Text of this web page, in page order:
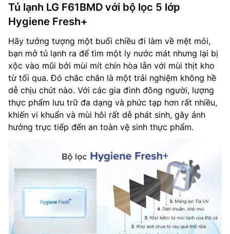
Tủ lạnh LG F61BMD với bộ lọc 5 lớp
Hygiene Fresh+
Hãy tưởng tượng một buổi chiều đi làm về mệt mỏi,
bạn mở tủ lạnh ra để tìm một ly nước mát nhưng lại bị
xộc vào mũi bởi mùi mít chín hòa lẫn với mùi thịt kho
từ tối qua. Đó chắc chắn là một trải nghiệm không hề
dễ chịu chút nào. Với các gia đình đông người, lượng
thực phẩm lưu trữ đa dạng và phức tạp hơn rất nhiều,
khiến vi khuẩn và mùi hôi rất dễ phát sinh, gây ảnh
hưởng trực tiếp đến an toàn vệ sinh thực phẩm.